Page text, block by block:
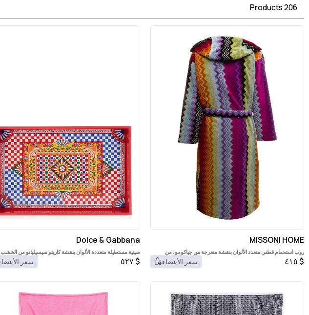
206
Products
MISSONI HOME
روب استحمام قطني متعدد الألوان بنقشة متعرجة من جياكومو، من
ميسوني هوم
$٤١٥ سعر الأعضاء
Dolce & Gabbana
صينية مستطيلة متعددة الألوان بنقشة كاريتو سيسيليانو من الخشب
المطلي
$٥٢٧ سعر